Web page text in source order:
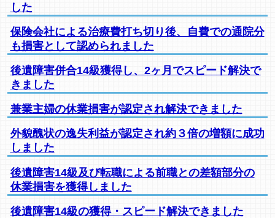
した
保険会社による治療費打ち切り後、自費での通院分
も損害として認められました
後遺障害併合14級獲得し、2ヶ月でスピード解決で
きました
兼業主婦の休業損害が認定され解決できました
外貌醜状の逸失利益が認定され約３倍の増額に成功
しました
後遺障害14級及び転職による前職との差額部分の
休業損害を獲得しました
後遺障害14級の獲得・スピード解決できました